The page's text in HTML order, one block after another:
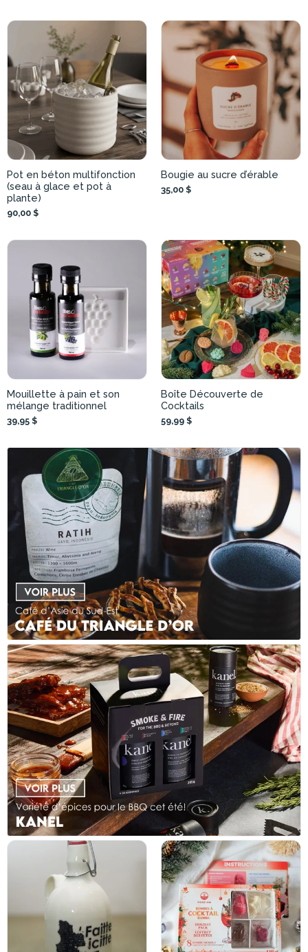
Pot en béton multifonction
(seau à glace et pot à
plante)
90,00 $
Bougie au sucre d’érable
35,00 $
Mouillette à pain et son
mélange traditionnel
39,95 $
Boîte Découverte de
Cocktails
59,99 $